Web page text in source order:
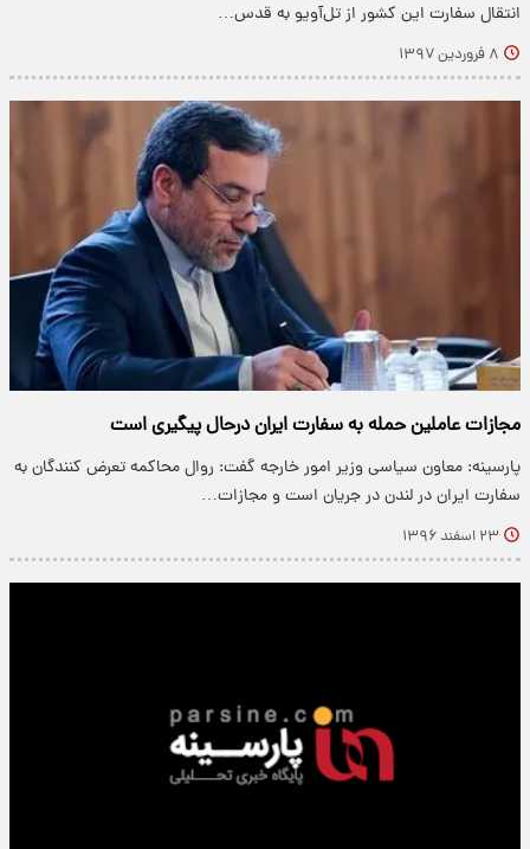
انتقال سفارت این کشور از تل‌آویو به قدس…
۸ فروردین ۱۳۹۷
مجازات عاملین حمله به سفارت ایران درحال پیگیری است
پارسینه: معاون سیاسی وزیر امور خارجه گفت: روال محاکمه تعرض کنندگان به
سفارت ایران در لندن در جریان است و مجازات…
۲۳ اسفند ۱۳۹۶